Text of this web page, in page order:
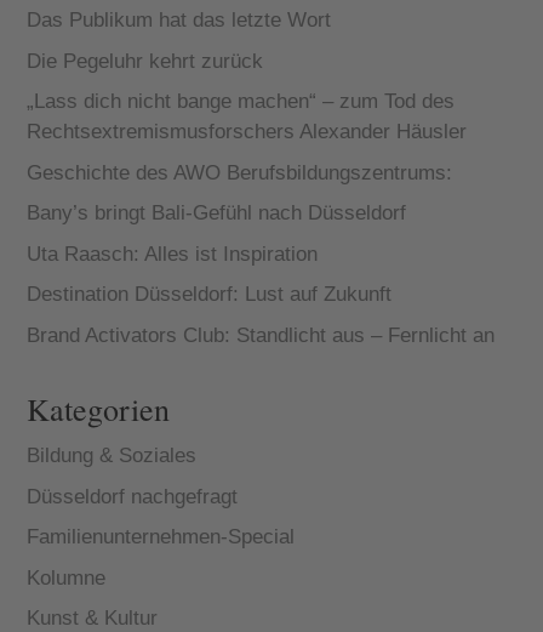
Das Publikum hat das letzte Wort
Die Pegeluhr kehrt zurück
„Lass dich nicht bange machen“ – zum Tod des
Rechtsextremismusforschers Alexander Häusler
Geschichte des AWO Berufsbildungszentrums:
Bany’s bringt Bali-Gefühl nach Düsseldorf
Uta Raasch: Alles ist Inspiration
Destination Düsseldorf: Lust auf Zukunft
Brand Activators Club: Standlicht aus – Fernlicht an
Kategorien
Bildung & Soziales
Düsseldorf nachgefragt
Familienunternehmen-Special
Kolumne
Kunst & Kultur